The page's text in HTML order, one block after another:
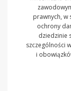
prawnych, w
ochrony
dziedzinie
szczególności
i